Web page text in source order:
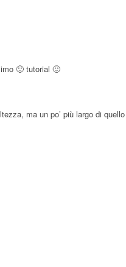
🙂 tutorial 🙂
ma un po’ più largo di